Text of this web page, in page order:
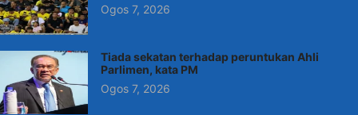
Ogos 7, 2026
Tiada sekatan terhadap peruntukan Ahli
Parlimen, kata PM
Ogos 7, 2026